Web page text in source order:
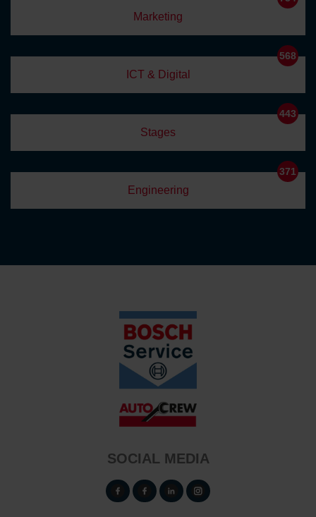
Marketing
ICT & Digital
568
Stages
443
Engineering
371
SOCIAL MEDIA